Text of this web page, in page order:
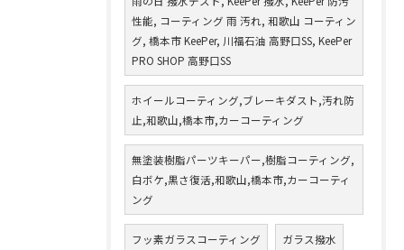
性能, コーティング 雨 汚れ, 和歌山 コーティン
グ, 橋本市 KeePer, 川福石油 高野口SS, KeePer
PRO SHOP 高野口SS
ホイールコーティング,ブレーキダスト,汚れ防
止,和歌山,橋本市,カーコーティング
無塗装樹脂パーツキーパー,樹脂コーティング,
白ボケ,黒さ復活,和歌山,橋本市,カーコーティ
ング
フッ素ガラスコーティング ガラス撥水